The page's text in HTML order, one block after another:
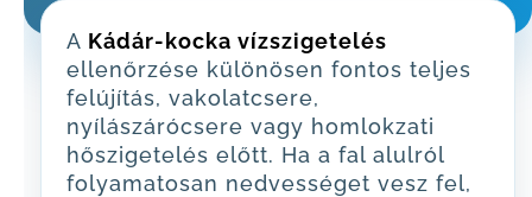
A Kádár-kocka vízszigetelés
ellenőrzése különösen fontos teljes
felújítás, vakolatcsere,
nyílászárócsere vagy homlokzati
hőszigetelés előtt. Ha a fal alulról
folyamatosan nedvességet vesz fel,